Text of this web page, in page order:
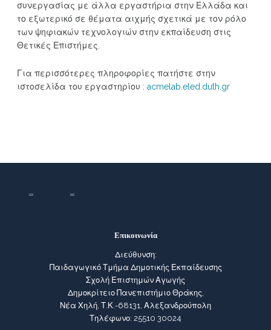
συνεργασίας με άλλα εργαστήρια στην Ελλάδα και
το εξωτερικό σε θέματα αιχμής σχετικά με τον ρόλο
των ψηφιακών τεχνολογιών στην εκπαίδευση στις
Θετικές Επιστήμες.
Για περισσότερες πληροφορίες πατήστε στην
ιστοσελίδα του εργαστηρίου : acmelab.eled.duth.gr
Επικοινωνία
Διεύθυνση:
Παιδαγωγικό Τμήμα Δημοτικής Εκπαίδευσης
Σχολή Επιστημών Αγωγής
Δημοκρίτειο Πανεπιστήμιο Θράκης,
Νέα Χηλή, Τ.Κ.-68131, Αλεξανδρούπολη
Τηλέφωνο: 25510 30024